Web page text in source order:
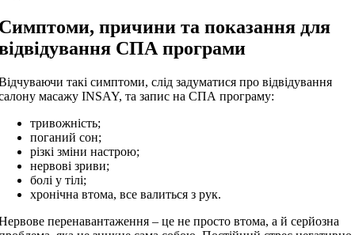
причини та показання для
СПА програми
такі симптоми, слід задуматися про відвідування
масажу INSAY, та запис на СПА програму:
тривожність;
поганий сон;
різкі зміни настрою;
нервові зриви;
болі у тілі;
хронічна втома, все валиться з рук.
перенавантаження – це не просто втома, а й серйозна